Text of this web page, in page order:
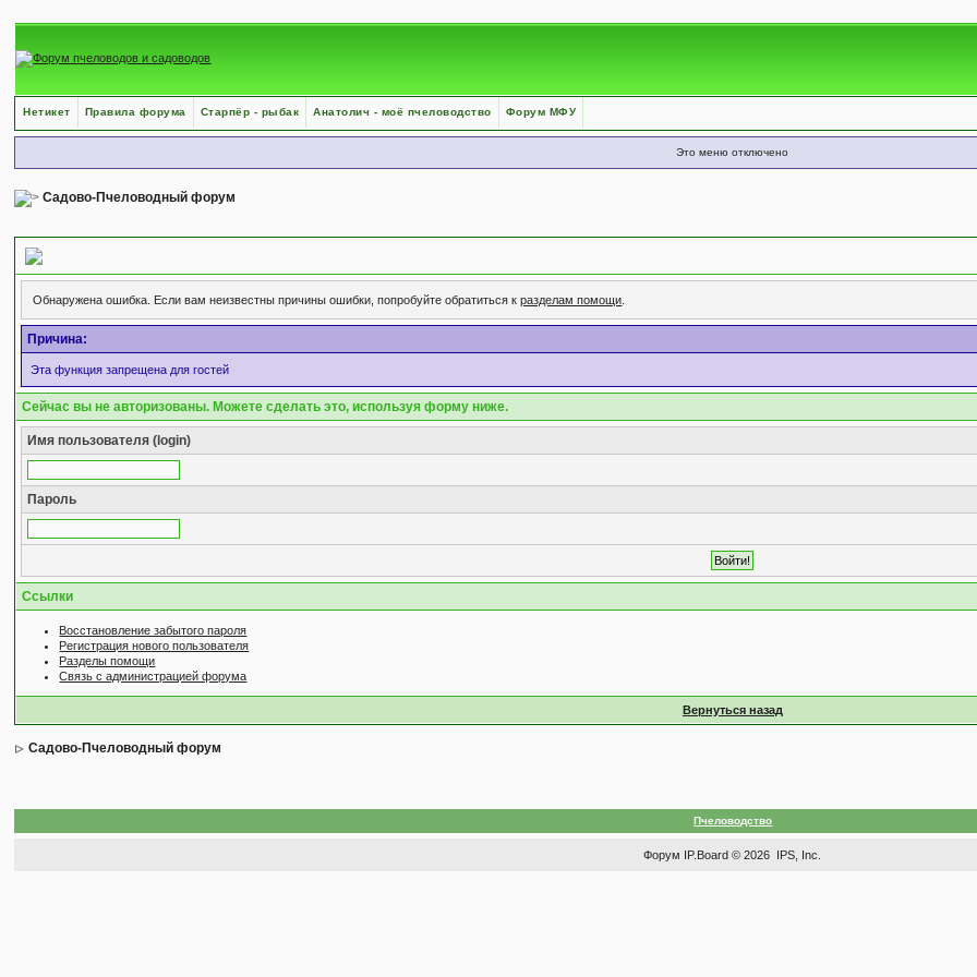
Нетикет Правила форума Старпёр - рыбак Анатолич - моё пчеловодство Форум МФУ
Это меню отключено
Садово-Пчеловодный форум
Обнаружена ошибка. Если вам неизвестны причины ошибки, попробуйте обратиться кразделам помощи
Причина:
Эта функция запрещена для гостей
Сейчас вы не авторизованы. Можете сделать это, используя форму ниже.
Имя пользователя (login)
Пароль
Ссылки
Восстановление забытого пароля
Регистрация нового пользователя
Разделы помощи
Связь с администрацией форума
Вернуться назад
Садово-Пчеловодный форум
Пчеловодство
Форум IP.Board © 2026 IPS, Inc